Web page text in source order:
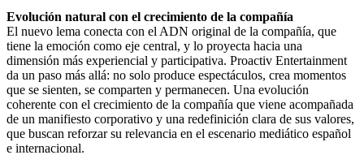
Evolución natural con el crecimiento de la compañía
El nuevo lema conecta con el ADN original de la compañía, que
tiene la emoción como eje central, y lo proyecta hacia una
dimensión más experiencial y participativa. Proactiv Entertainment
da un paso más allá: no solo produce espectáculos, crea momentos
que se sienten, se comparten y permanecen. Una evolución
coherente con el crecimiento de la compañía que viene acompañada
de un manifiesto corporativo y una redefinición clara de sus valores,
que buscan reforzar su relevancia en el escenario mediático español
e internacional.